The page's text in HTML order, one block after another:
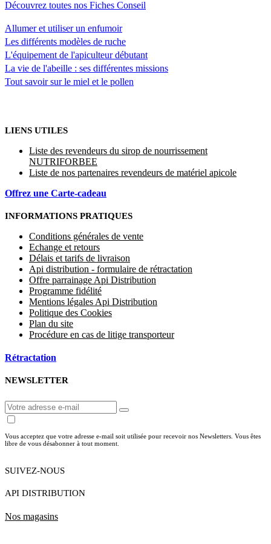
Découvrez toutes nos Fiches Conseil
Allumer et utiliser un enfumoir
Les différents modèles de ruche
L'équipement de l'apiculteur débutant
La vie de l'abeille : ses différentes missions
Tout savoir sur le miel et le pollen
LIENS UTILES
Liste des revendeurs du sirop de nourrissement
NUTRIFORBEE
Liste de nos partenaires revendeurs de matériel apicole
Offrez une Carte-cadeau
INFORMATIONS PRATIQUES
Conditions générales de vente
Echange et retours
Délais et tarifs de livraison
Api distribution - formulaire de rétractation
Offre parrainage Api Distribution
Programme fidélité
Mentions légales Api Distribution
Politique des Cookies
Plan du site
Procédure en cas de litige transporteur
Rétractation
NEWSLETTER
Vous acceptez que votre adresse e-mail soit utilisée pour recevoir nos Newsletters. Vous êtes
libre de vous désabonner à tout moment.
SUIVEZ-NOUS
API DISTRIBUTION
Nos magasins